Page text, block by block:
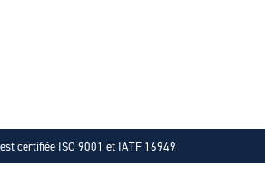
certifiée ISO 9001 et IATF 16949